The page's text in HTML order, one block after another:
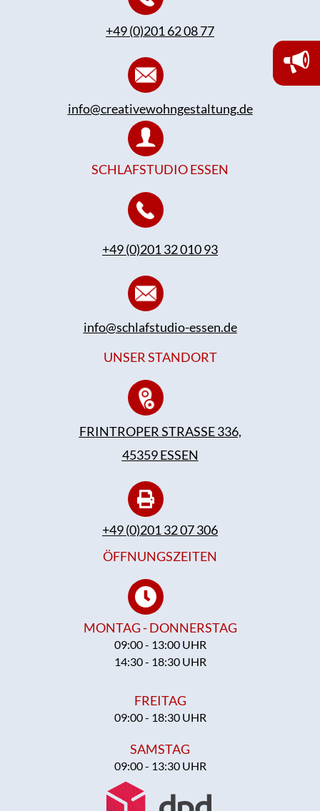
+49 (0)201 62 08 77
info@creativewohngestaltung.de
SCHLAFSTUDIO ESSEN
+49 (0)201 32 010 93
info@schlafstudio-essen.de
UNSER STANDORT
FRINTROPER STRASSE 336,
45359 ESSEN
+49 (0)201 32 07 306
ÖFFNUNGSZEITEN
MONTAG - DONNERSTAG
09:00 - 13:00 UHR
14:30 - 18:30 UHR
FREITAG
09:00 - 18:30 UHR
SAMSTAG
09:00 - 13:30 UHR